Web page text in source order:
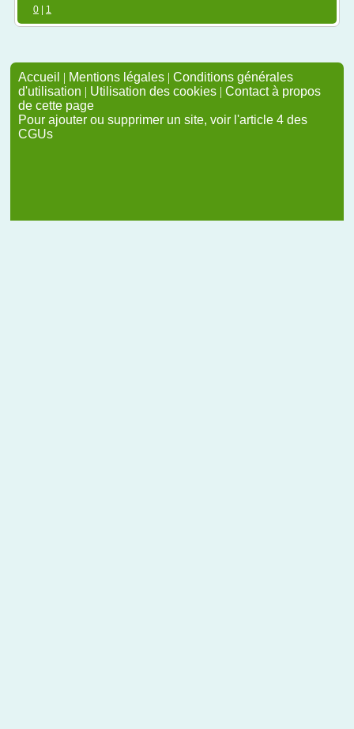
0
1
Accueil | Mentions légales | Conditions générales
d'utilisation | Utilisation des cookies | Contact à propos
de cette page
Pour ajouter ou supprimer un site, voir l'article 4 des
CGUs